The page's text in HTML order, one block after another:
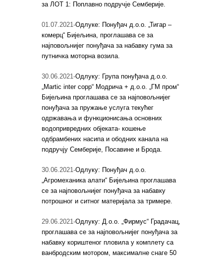
за ЛОТ 1: Поплавно подручје Семберије.
01.07.2021-Одлуке: Понуђач д.о.о. „Тигар –
комерц“ Бијељина, проглашава се за
најповољнијег понуђача за набавку гума за
путничка моторна возила.
30.06.2021-Одлуку: Група понуђача д.о.о.
„Martic inter copp“ Модрича + д.о.о. „ГМ пром“
Бијељина проглашава се за најповољнијег
понуђача за пружање услуга текућег
одржавања и функционисања основних
водопривредних објеката- кошење
одбрамбених насипа и ободних канала на
подручју Семберије, Посавине и Брода.
30.06.2021-Одлуку: Понуђач д.о.о.
„Агромеханика алати“ Бијељина проглашава
се за најповољнијег понуђача за набавку
потрошног и ситног материјала за тримере.
29.06.2021-Одлуку: Д.о.о. „Фирмус“ Градачац,
проглашава се за најповољнијег понуђача за
набавку кориштеног пловила у комплету са
ванбродским мотором, максималне снаге 50